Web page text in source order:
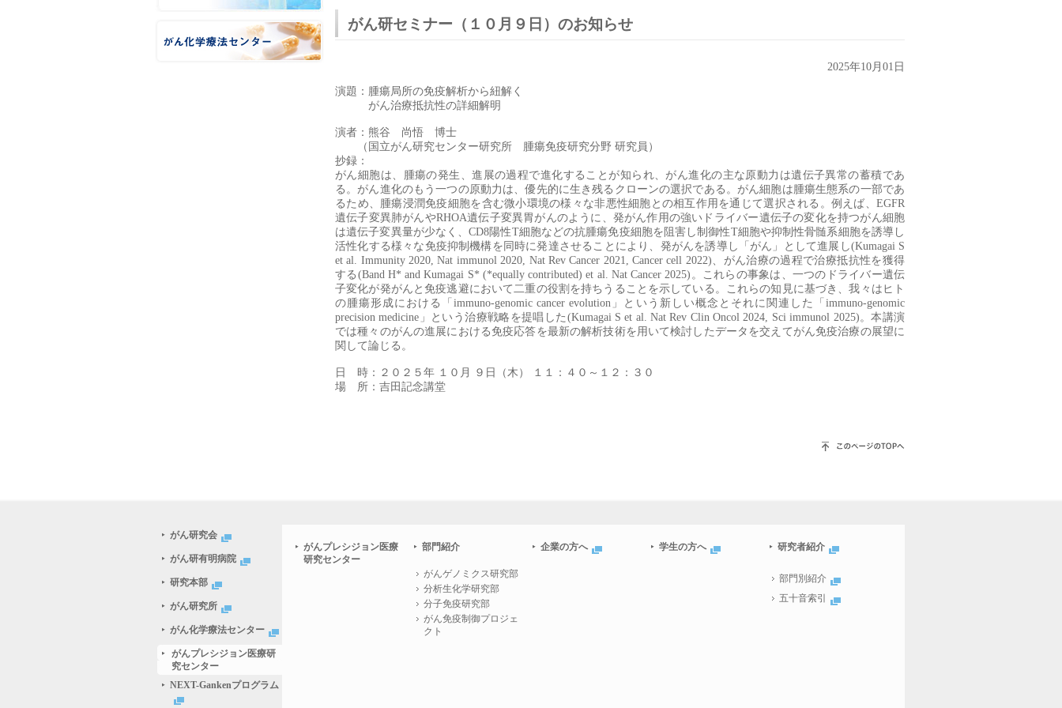
がん研セミナー（１０月９日）のお知らせ
2025年10月01日
演題：腫瘍局所の免疫解析から紐解く
がん治療抵抗性の詳細解明
演者：熊谷 尚悟 博士
（国立がん研究センター研究所 腫瘍免疫研究分野 研究員）
抄録：
がん細胞は、腫瘍の発生、進展の過程で進化することが知られ、がん進化の主な原動力は遺伝子異常の蓄積であ
る。がん進化のもう一つの原動力は、優先的に生き残るクローンの選択である。がん細胞は腫瘍生態系の一部であ
るため、腫瘍浸潤免疫細胞を含む微小環境の様々な非悪性細胞との相互作用を通じて選択される。例えば、 EGFR
遺伝子変異肺がんやRHOA遺伝子変異胃がんのように、発がん作用の強いドライバー遺伝子の変化を持つがん細胞
は遺伝子変異量が少なく、CD8陽性T細胞などの抗腫瘍免疫細胞を阻害し制御性T細胞や抑制性骨髄系細胞を誘導し
活性化する様々な免疫抑制機構を同時に発達させることにより、発がんを誘導し「がん」として進展し(Kumagai S
et al. Immunity 2020, Nat immunol 2020, Nat Rev Cancer 2021, Cancer cell 2022)、がん治療の過程で治療抵抗性を獲得
する (Band H* and Kumagai S* (*equally contributed) et al. Nat Cancer 2025) 。これらの事象は、一つのドライバー遺伝
子変化が発がんと免疫逃避において二重の役割を持ちうることを示している。これらの知見に基づき、我々はヒト
の腫瘍形成における「immuno-genomic cancer evolution 」という新しい概念とそれに関連した「immuno-genomic
precision medicine 」という治療戦略を提唱した (Kumagai S et al. Nat Rev Clin Oncol 2024, Sci immunol 2025)。本講演
では種々のがんの進展における免疫応答を最新の解析技術を用いて検討したデータを交えてがん免疫治療の展望に
関して論じる。
日 時：２０２５年 １０月 ９日（木）
１１：４０～１２：３０
場 所：吉田記念講堂
がん研究会
がん研有明病院
研究本部
がん研究所
がん化学療法センター
がんプレシジョン医療研
究センター
NEXT-Gankenプログラム
がんプレシジョン医療
研究センター
部門紹介
がんゲノミクス研究部
分析生化学研究部
分子免疫研究部
がん免疫制御プロジェ
クト
企業の方へ 学生の方へ 研究者紹介
部門別紹介
五十音索引